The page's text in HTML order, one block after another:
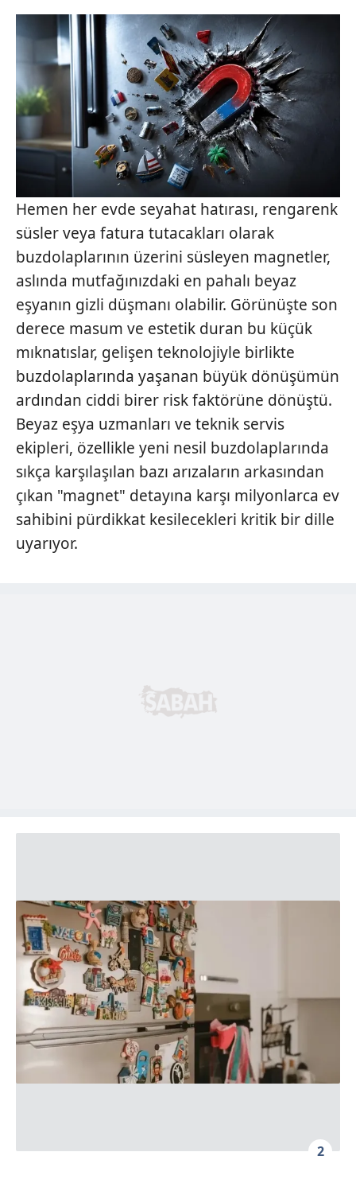
Hemen her evde seyahat hatırası, rengarenk
süsler veya fatura tutacakları olarak
buzdolaplarının üzerini süsleyen magnetler,
aslında mutfağınızdaki en pahalı beyaz
eşyanın gizli düşmanı olabilir. Görünüşte son
derece masum ve estetik duran bu küçük
mıknatıslar, gelişen teknolojiyle birlikte
buzdolaplarında yaşanan büyük dönüşümün
ardından ciddi birer risk faktörüne dönüştü.
Beyaz eşya uzmanları ve teknik servis
ekipleri, özellikle yeni nesil buzdolaplarında
sıkça karşılaşılan bazı arızaların arkasından
çıkan "magnet" detayına karşı milyonlarca ev
sahibini pürdikkat kesilecekleri kritik bir dille
uyarıyor.
2